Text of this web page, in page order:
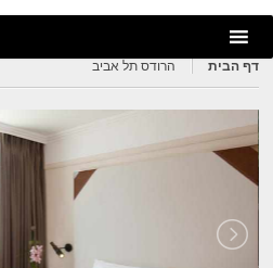
דף הבית הרודס תל אביב